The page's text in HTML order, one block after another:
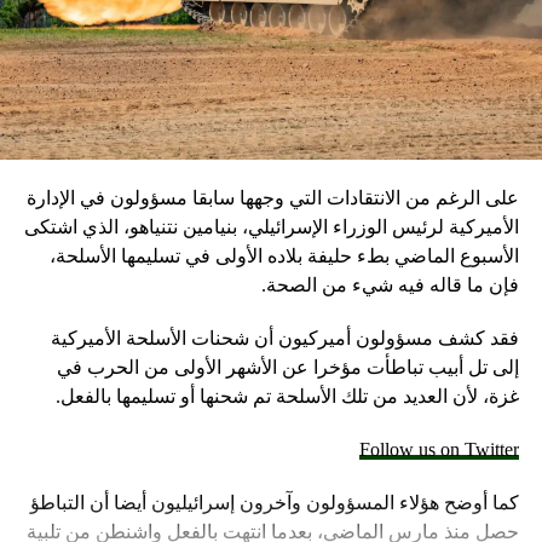
على الرغم من الانتقادات التي وجهها سابقا مسؤولون في الإدارة
الأميركية لرئيس الوزراء الإسرائيلي، بنيامين نتنياهو، الذي اشتكى
الأسبوع الماضي بطء حليفة بلاده الأولى في تسليمها الأسلحة،
فإن ما قاله فيه شيء من الصحة.
فقد كشف مسؤولون أميركيون أن شحنات الأسلحة الأميركية
إلى تل أبيب تباطأت مؤخرا عن الأشهر الأولى من الحرب في
غزة، لأن العديد من تلك الأسلحة تم شحنها أو تسليمها بالفعل.
Follow us on Twitter
كما أوضح هؤلاء المسؤولون وآخرون إسرائيليون أيضا أن التباطؤ
حصل منذ مارس الماضي، بعدما انتهت بالفعل واشنطن من تلبية